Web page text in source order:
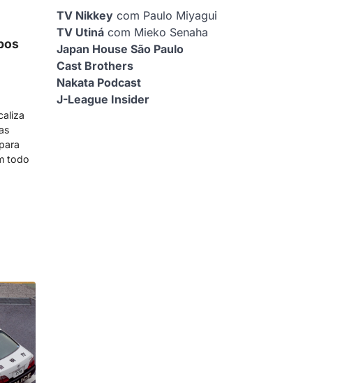
todo
TV Nikkey com Paulo Miyagui
TV Utiná com Mieko Senaha
Japan House São Paulo
Cast Brothers
Nakata Podcast
J-League Insider